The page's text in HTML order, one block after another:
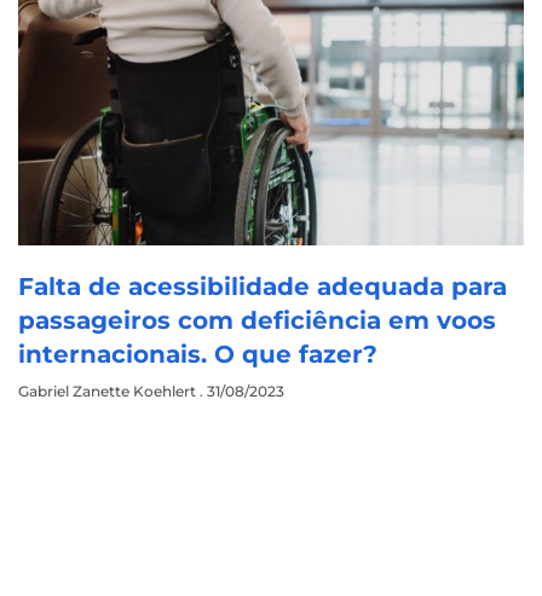
Falta de acessibilidade adequada para
passageiros com deficiência em voos
internacionais. O que fazer?
Gabriel Zanette Koehlert 31/08/2023